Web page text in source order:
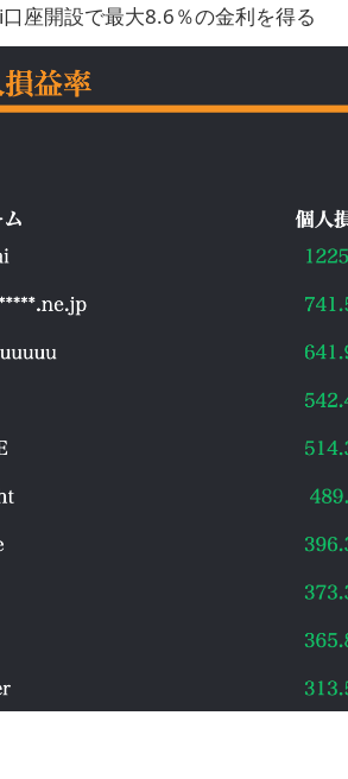
座開設で最大8.6％の金利を得る